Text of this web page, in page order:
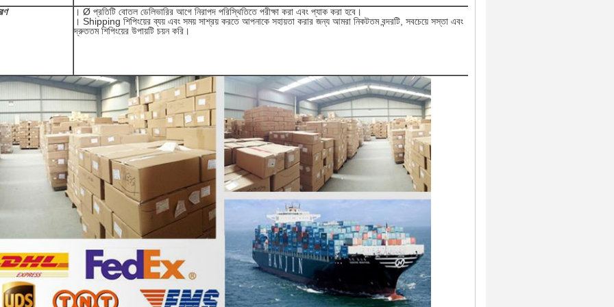
। Ø প্রতিটি বোতল ডেলিভারির আগে নিরাপদ পরিস্থিতিতে পরীক্ষা করা এবং প্যাক করা হবে।
। Shipping শিপিংয়ের ব্যয় এবং সময় সাশ্রয় করতে আপনাকে সহায়তা করার জন্য আমরা নিকটতম বন্দরটি, সবচেয়ে সস্তা এবং
দ্রুততম শিপিংয়ের উপায়টি চয়ন করি।